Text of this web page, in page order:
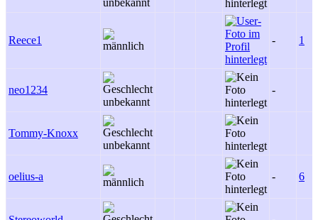
Reece1 - 1
neo1234 -
Tommy-Knoxx
oelius-a - 6